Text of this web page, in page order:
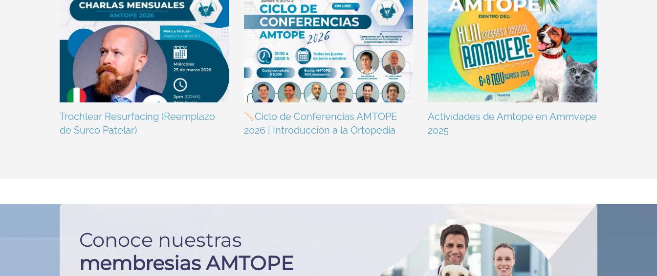
Trochlear Resurfacing (Reemplazo
de Surco Patelar)
Ciclo de Conferencias AMTOPE
2026 | Introducción a la Ortopedia
Actividades de Amtope en Ammvepe
2025
Conoce nuestras
membresias AMTOPE